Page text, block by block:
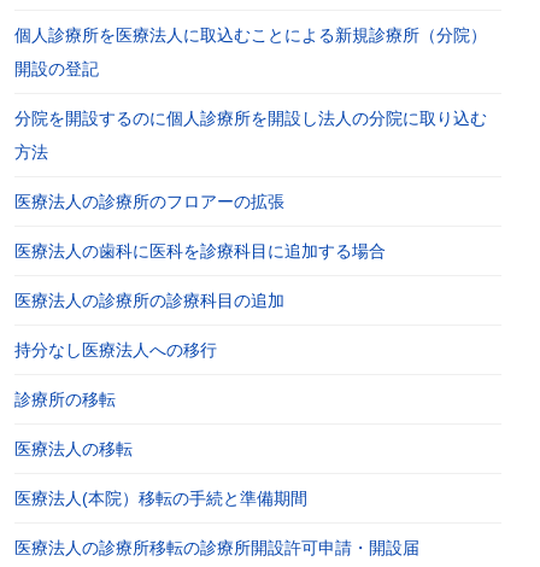
個人診療所を医療法人に取込むことによる新規診療所（分院）
開設の登記
分院を開設するのに個人診療所を開設し法人の分院に取り込む
方法
医療法人の診療所のフロアーの拡張
医療法人の歯科に医科を診療科目に追加する場合
医療法人の診療所の診療科目の追加
持分なし医療法人への移行
診療所の移転
医療法人の移転
医療法人(本院）移転の手続と準備期間
医療法人の診療所移転の診療所開設許可申請・開設届